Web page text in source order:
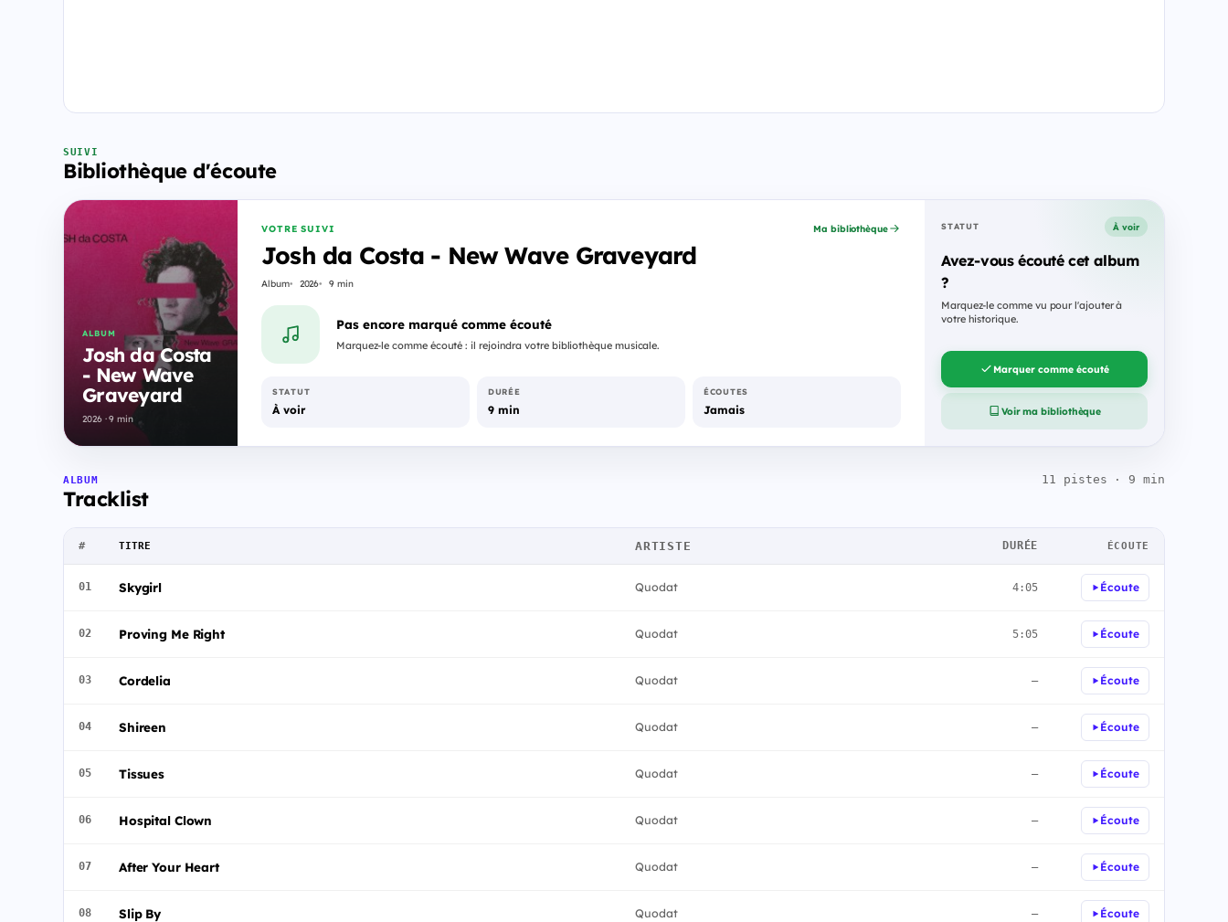
SUIVI
Bibliothèque d'écoute
ALBUM
Josh da Costa
- New Wave
Graveyard
2026 · 9 min
VOTRE SUIVI
Josh da Costa - New Wave Graveyard
Album 2026 9 min
Ma bibliothèque
Pas encore marqué comme écouté
Marquez-le comme écouté : il rejoindra votre bibliothèque musicale.
STATUT
À voir
DURÉE
9 min
ÉCOUTES
Jamais
STATUT À voir
Avez-vous écouté cet album
?
Marquez-le comme vu pour l'ajouter à
votre historique.
Marquer comme écouté
Voir ma bibliothèque
ALBUM
Tracklist
11 pistes · 9 min
# TITRE ARTISTE DURÉE ÉCOUTE
01 Skygirl Quodat 4:05 Écoute
02 Proving Me Right Quodat 5:05 Écoute
03 Cordelia Quodat — Écoute
04 Shireen Quodat — Écoute
05 Tissues Quodat — Écoute
06 Hospital Clown Quodat — Écoute
07 After Your Heart Quodat — Écoute
08 Slip By Quodat — Écoute